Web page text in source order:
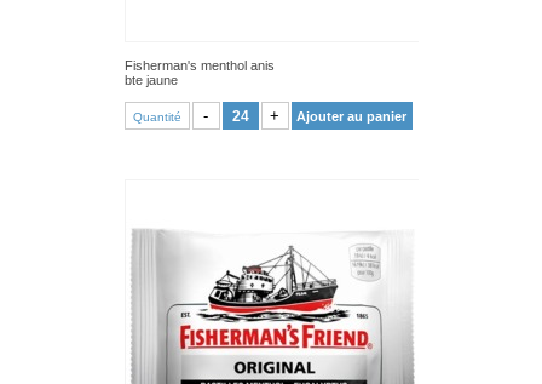
Fisherman's menthol anis
bte jaune
Quantité - + Ajouter au panier